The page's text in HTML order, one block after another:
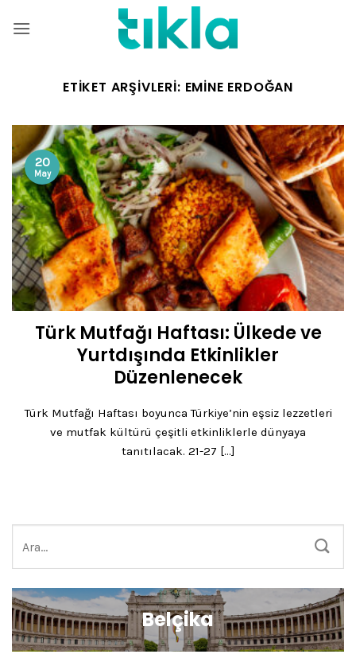
atla
ETIKET ARŞIVLERI: EMINE ERDOĞAN
Türk Mutfağı Haftası: Ülkede ve
Yurtdışında Etkinlikler
Düzenlenecek
Türk Mutfağı Haftası boyunca Türkiye’nin eşsiz lezzetleri
ve mutfak kültürü çeşitli etkinliklerle dünyaya
tanıtılacak. 21-27 [...]
20
May
Belçika